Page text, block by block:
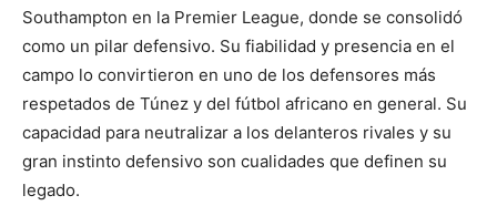
Southampton en la Premier League, donde se consolidó
como un pilar defensivo. Su fiabilidad y presencia en el
campo lo convirtieron en uno de los defensores más
respetados de Túnez y del fútbol africano en general. Su
capacidad para neutralizar a los delanteros rivales y su
gran instinto defensivo son cualidades que definen su
legado.